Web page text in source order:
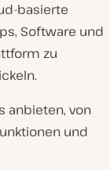
basierte
Software und
zu
anbieten, von
und